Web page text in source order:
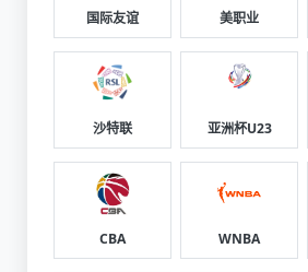
国际友谊 美职业
沙特联 亚洲杯U23
CBA WNBA